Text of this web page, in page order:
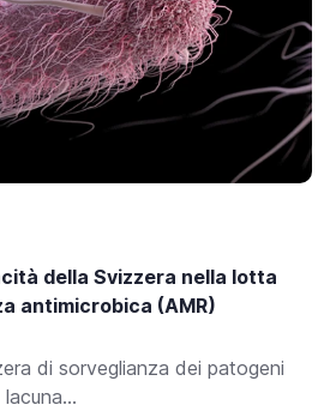
della Svizzera nella lotta
antimicrobica (AMR)
di sorveglianza dei patogeni